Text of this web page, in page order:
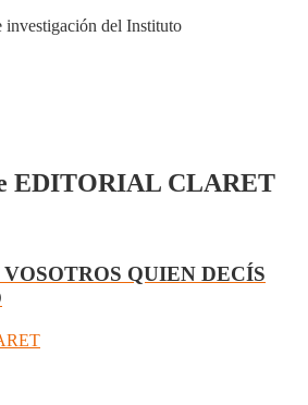
investigación del Instituto
EDITORIAL CLARET
QUIEN DECÍS